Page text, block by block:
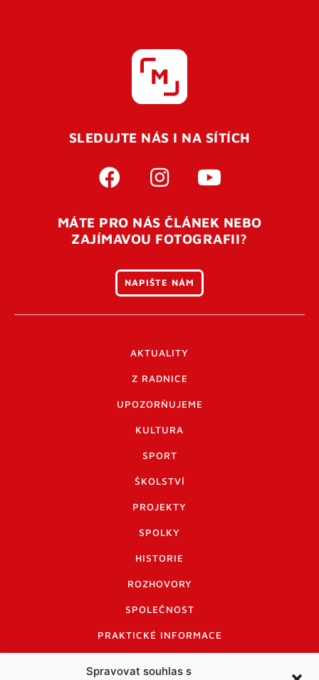
Spravovat souhlas s
SLEDUJTE NÁS I NA SÍTÍCH
MÁTE PRO NÁS ČLÁNEK NEBO
ZAJÍMAVOU FOTOGRAFII?
NAPIŠTE NÁM
AKTUALITY
Z RADNICE
UPOZORŇUJEME
KULTURA
SPORT
ŠKOLSTVÍ
PROJEKTY
SPOLKY
HISTORIE
ROZHOVORY
SPOLEČNOST
PRAKTICKÉ INFORMACE